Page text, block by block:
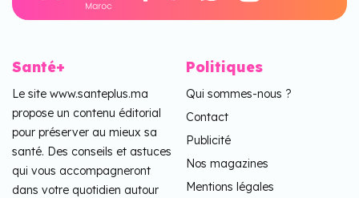
Santé+
Le site www.santeplus.ma
propose un contenu éditorial
pour préserver au mieux sa
santé. Des conseils et astuces
qui vous accompagneront
dans votre quotidien autour
Politiques
Qui sommes-nous ?
Contact
Publicité
Nos magazines
Mentions légales